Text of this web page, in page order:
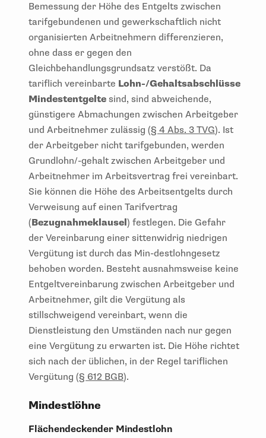
Bemessung der Höhe des Entgelts zwischen
tarifgebundenen und gewerkschaftlich nicht
organisierten Arbeitnehmern differenzieren,
ohne dass er gegen den
Gleichbehandlungsgrundsatz verstößt. Da
tariflich vereinbarte Lohn-/Gehaltsabschlüsse
Mindestentgelte sind, sind abweichende,
günstigere Abmachungen zwischen Arbeitgeber
und Arbeitnehmer zulässig (§ 4 Abs. 3 TVG). Ist
der Arbeitgeber nicht tarifgebunden, werden
Grundlohn/-gehalt zwischen Arbeitgeber und
Arbeitnehmer im Arbeitsvertrag frei vereinbart.
Sie können die Höhe des Arbeitsentgelts durch
Verweisung auf einen Tarifvertrag
(Bezugnahmeklausel) festlegen. Die Gefahr
der Vereinbarung einer sittenwidrig niedrigen
Vergütung ist durch das Min-destlohngesetz
behoben worden. Besteht ausnahmsweise keine
Entgeltvereinbarung zwischen Arbeitgeber und
Arbeitnehmer, gilt die Vergütung als
stillschweigend vereinbart, wenn die
Dienstleistung den Umständen nach nur gegen
eine Vergütung zu erwarten ist. Die Höhe richtet
sich nach der üblichen, in der Regel tariflichen
Vergütung (§ 612 BGB).
Mindestlöhne
Flächendeckender Mindestlohn